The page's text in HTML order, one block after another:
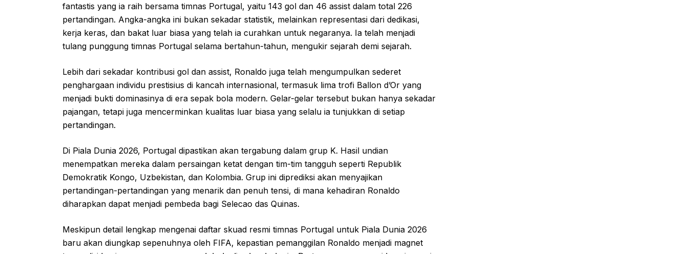
fantastis yang ia raih bersama timnas Portugal, yaitu 143 gol dan 46 assist dalam total 226
pertandingan. Angka-angka ini bukan sekadar statistik, melainkan representasi dari dedikasi,
kerja keras, dan bakat luar biasa yang telah ia curahkan untuk negaranya. Ia telah menjadi
tulang punggung timnas Portugal selama bertahun-tahun, mengukir sejarah demi sejarah.
Lebih dari sekadar kontribusi gol dan assist, Ronaldo juga telah mengumpulkan sederet
penghargaan individu prestisius di kancah internasional, termasuk lima trofi Ballon d’Or yang
menjadi bukti dominasinya di era sepak bola modern. Gelar-gelar tersebut bukan hanya sekadar
pajangan, tetapi juga mencerminkan kualitas luar biasa yang selalu ia tunjukkan di setiap
pertandingan.
Di Piala Dunia 2026, Portugal dipastikan akan tergabung dalam grup K. Hasil undian
menempatkan mereka dalam persaingan ketat dengan tim-tim tangguh seperti Republik
Demokratik Kongo, Uzbekistan, dan Kolombia. Grup ini diprediksi akan menyajikan
pertandingan-pertandingan yang menarik dan penuh tensi, di mana kehadiran Ronaldo
diharapkan dapat menjadi pembeda bagi Selecao das Quinas.
Meskipun detail lengkap mengenai daftar skuad resmi timnas Portugal untuk Piala Dunia 2026
baru akan diungkap sepenuhnya oleh FIFA, kepastian pemanggilan Ronaldo menjadi magnet